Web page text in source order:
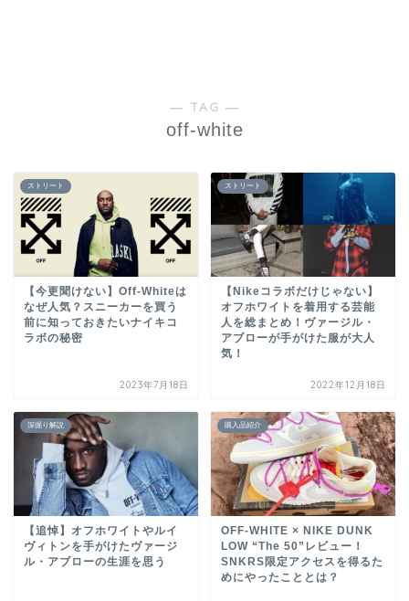
― TAG ―
off-white
ストリート
【今更聞けない】Off-Whiteは
なぜ人気？スニーカーを買う
前に知っておきたいナイキコ
ラボの秘密
2023年7月18日
ストリート
【Nikeコラボだけじゃない】
オフホワイトを着用する芸能
人を総まとめ！ヴァージル・
アブローが手がけた服が大人
気！
2022年12月18日
深掘り解説
【追悼】オフホワイトやルイ
ヴィトンを手がけたヴァージ
ル・アブローの生涯を思う
購入品紹介
OFF-WHITE × NIKE DUNK
LOW “The 50”レビュー！
SNKRS限定アクセスを得るた
めにやったこととは？